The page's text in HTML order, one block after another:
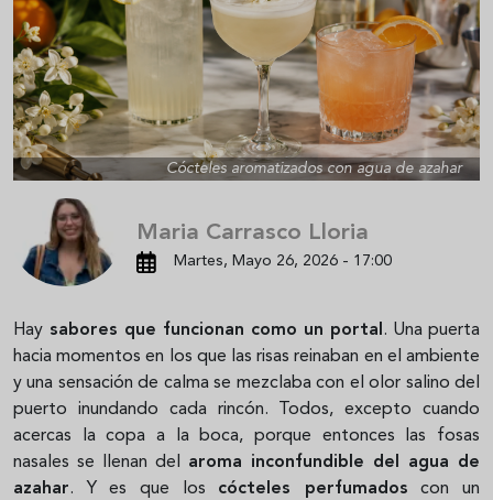
Cócteles aromatizados con agua de azahar
Maria Carrasco Lloria
Martes, Mayo 26, 2026 - 17:00
Hay sabores que funcionan como un portal. Una puerta
hacia momentos en los que las risas reinaban en el ambiente
y una sensación de calma se mezclaba con el olor salino del
puerto inundando cada rincón. Todos, excepto cuando
acercas la copa a la boca, porque entonces las fosas
nasales se llenan del aroma inconfundible del agua de
azahar. Y es que los cócteles perfumados con un